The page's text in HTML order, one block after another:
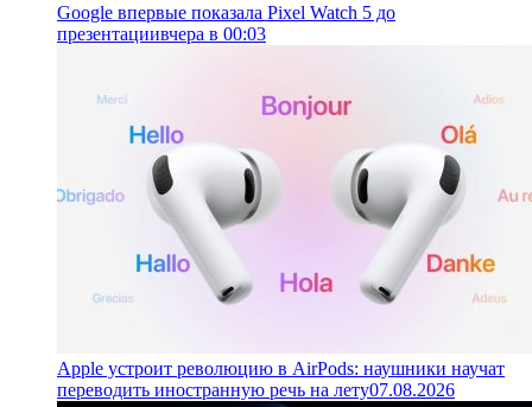
Google впервые показала Pixel Watch 5 до
презентациивчера в 00:03
Apple устроит революцию в AirPods: наушники научат
переводить иностранную речь на лету07.08.2026